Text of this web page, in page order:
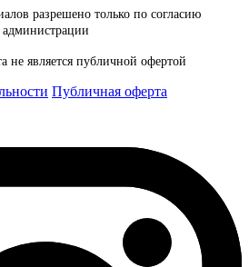
разрешено только по согласию
администрации
не является публичной офертой
Публичная оферта